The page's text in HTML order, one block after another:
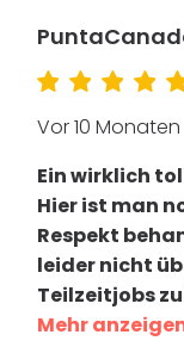
Vor 10 Monaten
Ein wirklich
Hier ist man
Respekt
leider nicht
Teilzeitjobs
Mehr